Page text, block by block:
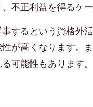
不正利益を得るケー
する という資格外
が高くなります。
可能性もあります。